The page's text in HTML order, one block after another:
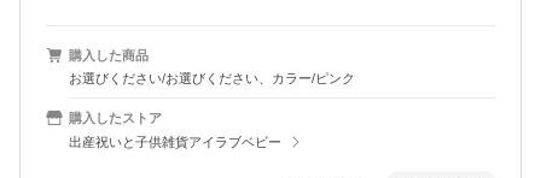
購入した商品
お選びください/お選びください、カラー/ピンク
購入したストア
出産祝いと子供雑貨アイラブベビー